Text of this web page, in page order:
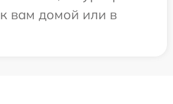
вам домой или в